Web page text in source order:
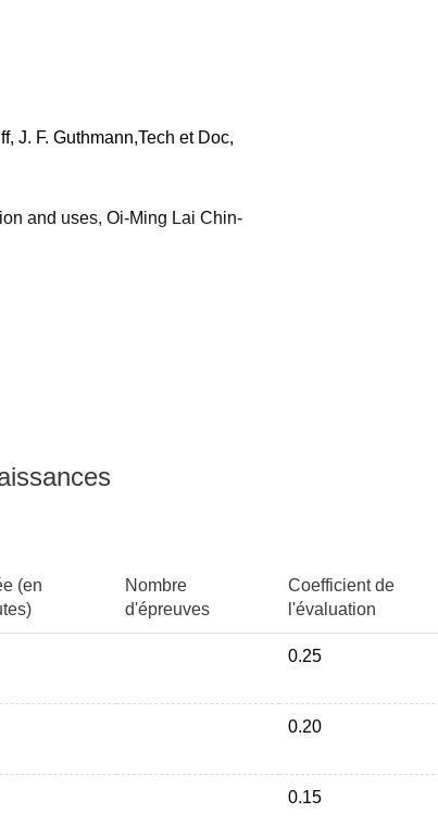
(conférence) 2
biscuits... )
TP 4h R. Savoire
J. F. Guthmann,Tech et Doc,
and uses, Oi-Ming Lai Chin-
Yves Gillon,
(en
Nombre
d'épreuves
Coefficient de
l'évaluation
0.25
0.20
0.15